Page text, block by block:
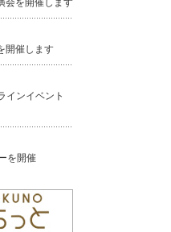
会を開催します
開催します
インイベント
を開催